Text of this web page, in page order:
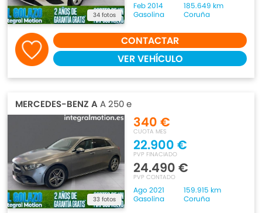
34 fotos
Feb 2014
185.649 km
Gasolina
Coruña
CONTACTAR
VER VEHÍCULO
MERCEDES-BENZ AA 250 e
33 fotos
340 €
CUOTA MES
22.900 €
PVP FINACIADO
24.490 €
PVP CONTADO
Ago 2021
159.915 km
Gasolina
Coruña